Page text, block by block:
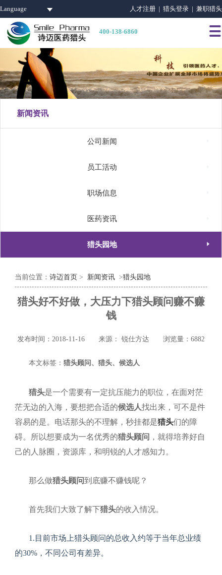
Language 人才注册 | 猎头登录 | 兼职猎头
400-138-6860 
新闻资讯
公司新闻
员工活动
职场信息
医药资讯
猎头园地 
当前位置： 诗迈首页 > 新闻资讯 >猎头园地
猎头好不好做，大压力下猎头顾问赚不赚
钱
发布时间：2018-11-16 来源： 锐仕方达 浏览量：6882
本文标签： 猎头顾问、猎头、候选人
猎头是一个需要有一定抗压能力的职位，在面对茫
茫无边的入海，要想把合适的候选人找出来，可不是件
容易的是。电话那头的不理解，秒挂都是猎头们的障
碍。所以想要成为一名优秀的猎头顾问 ，就得培养好自
己的人脉圈，资源库，和明锐的人才感知力。
那么做猎头顾问到底赚不赚钱呢？
首先我们大致了解下猎头的收入情况。
1. 目前市场上猎头顾问的总收入约等于当年总业绩
的30% ，不同公司有差异。